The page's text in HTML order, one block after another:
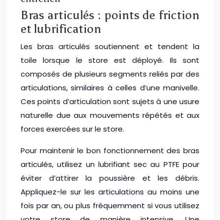
Bras articulés : points de friction
et lubrification
Les bras articulés soutiennent et tendent la
toile lorsque le store est déployé. Ils sont
composés de plusieurs segments reliés par des
articulations, similaires à celles d’une manivelle.
Ces points d’articulation sont sujets à une usure
naturelle due aux mouvements répétés et aux
forces exercées sur le store.
Pour maintenir le bon fonctionnement des bras
articulés, utilisez un lubrifiant sec au PTFE pour
éviter d’attirer la poussière et les débris.
Appliquez-le sur les articulations au moins une
fois par an, ou plus fréquemment si vous utilisez